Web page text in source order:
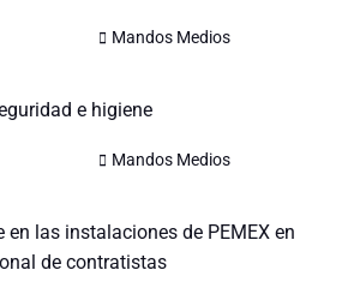
Mandos Medios
e higiene
Mandos Medios
en las instalaciones de PEMEX en
de contratistas